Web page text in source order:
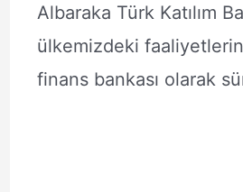
Albaraka Türk Katılım
ülkemizdeki
finans bankası olarak